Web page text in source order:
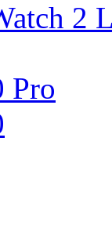
2
Pro